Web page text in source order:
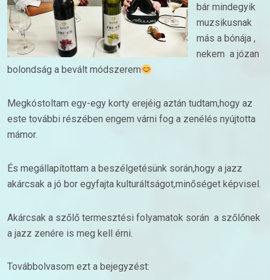
bár mindegyik
muzsikusnak
más a bónája ,
nekem a józan
bolondság a bevált módszerem
Megkóstoltam egy-egy korty erejéig aztán tudtam,hogy az
este további részében engem várni fog a zenélés nyújtotta
mámor.
És megállapítottam a beszélgetésünk során,hogy a jazz
akárcsak a jó bor egyfajta kulturáltságot,minőséget képvisel.
Akárcsak a szőlő termesztési folyamatok során a szőlőnek
a jazz zenére is meg kell érni.
Továbbolvasom ezt a bejegyzést: